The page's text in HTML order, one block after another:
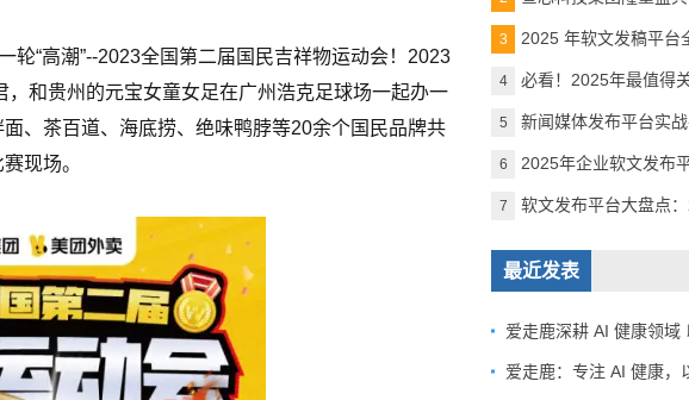
轮“高潮”--2023全国第二届国民吉祥物运动会！2023
和贵州的元宝女童女足在广州浩克足球场一起办一
、茶百道、海底捞、绝味鸭脖等20余个国民品牌共
现场。
3 2025 年软文发稿平台全景指
4 必看！2025年最值得
5 新闻媒体发布平台实战手
6 2025年企业软文发布平台
7 软文发布平台大盘点
最近发表
爱走鹿深耕 AI 健康领域
爱走鹿：专注 AI 健康，